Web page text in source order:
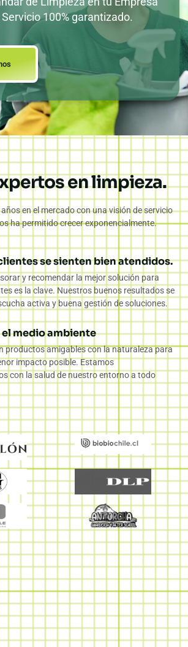
100% garantizado.
en limpieza.
en el mercado con una visión de servicio
ha permitido crecer exponencialmente.
se sienten bien atendidos.
y recomendar la mejor solución para
es la clave. Nuestros buenos resultados se
activa y buena gestión de soluciones.
medio ambiente
productos amigables con la naturaleza para
impacto posible. Estamos
con la salud de nuestro entorno a todo